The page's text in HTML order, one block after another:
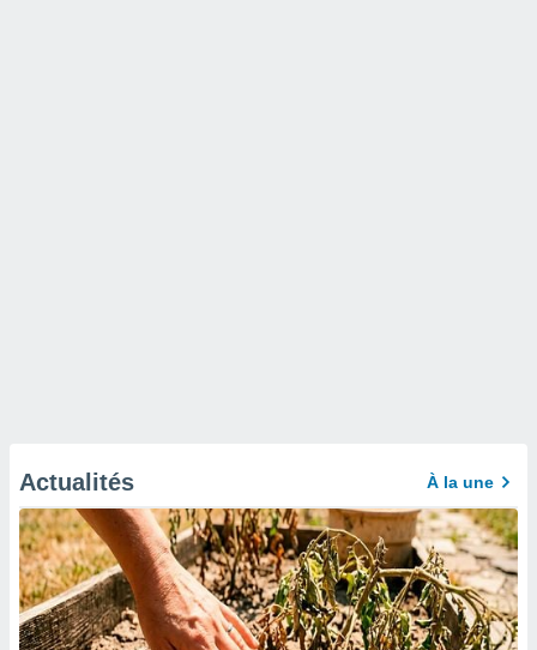
Actualités À la une